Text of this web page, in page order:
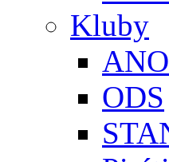
Kluby
ODS